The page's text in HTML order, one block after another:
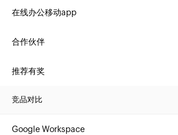
在线办公移动app
合作伙伴
推荐有奖
竞品对比
Google Workspace